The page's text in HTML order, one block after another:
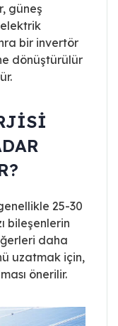
güneş
elektrik
bir invertör
dönüştürülür
25-30
bileşenlerin
daha
uzatmak için,
önerilir.